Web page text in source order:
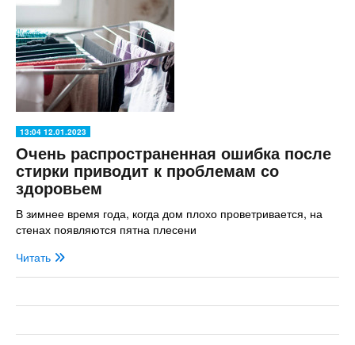
13:04 12.01.2023
Очень распространенная ошибка после
стирки приводит к проблемам со
здоровьем
В зимнее время года, когда дом плохо проветривается, на
стенах появляются пятна плесени
Читать